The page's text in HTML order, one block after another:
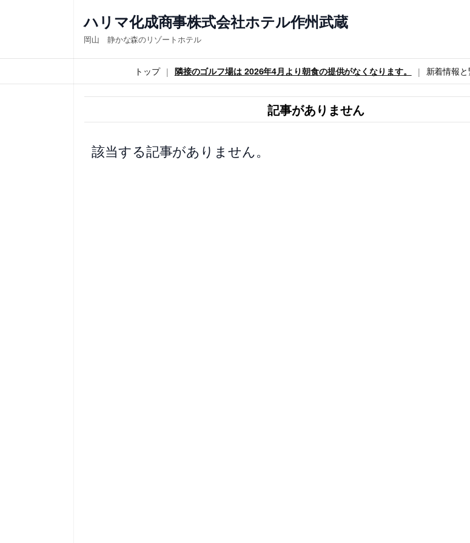
ス
キ
ハリマ化成商事株式会社ホテル作州武蔵
岡山 静かな森のリゾートホテル
トップ 隣接のゴルフ場は 2026年4月より朝食の提供がなくなります。 新着情報
記事がありません
該当する記事がありません。